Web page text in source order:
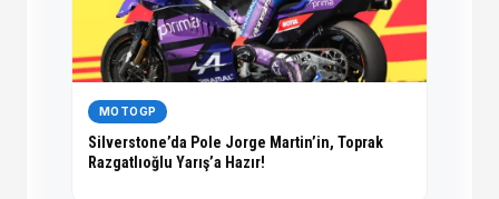
MOTOGP
Silverstone’da Pole Jorge Martin’in, Toprak
Razgatlıoğlu Yarış’a Hazır!